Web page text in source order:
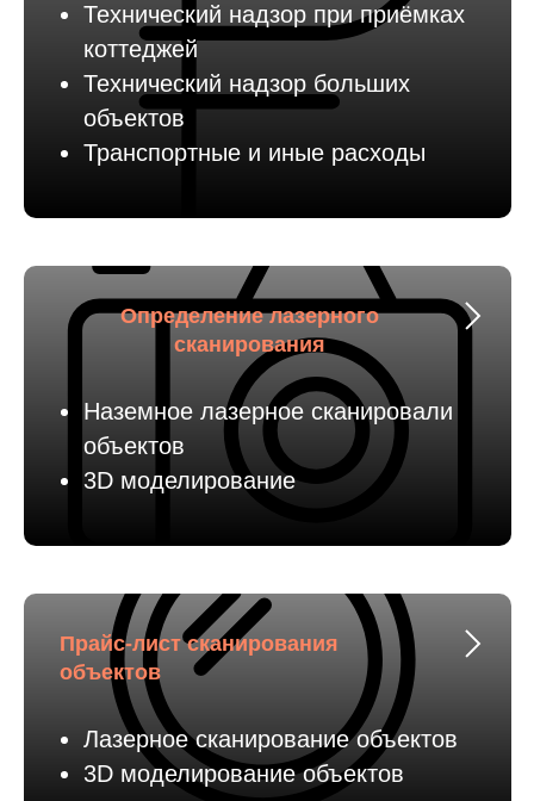
Технический надзор при приёмках
коттеджей
Технический надзор больших
объектов
Транспортные и иные расходы
Определение лазерного
сканирования
Наземное лазерное сканировали
объектов
3D моделирование
Прайс-лист сканирования
объектов
Лазерное сканирование объектов
3D моделирование объектов